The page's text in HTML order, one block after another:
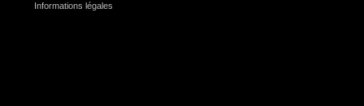
Informations légales